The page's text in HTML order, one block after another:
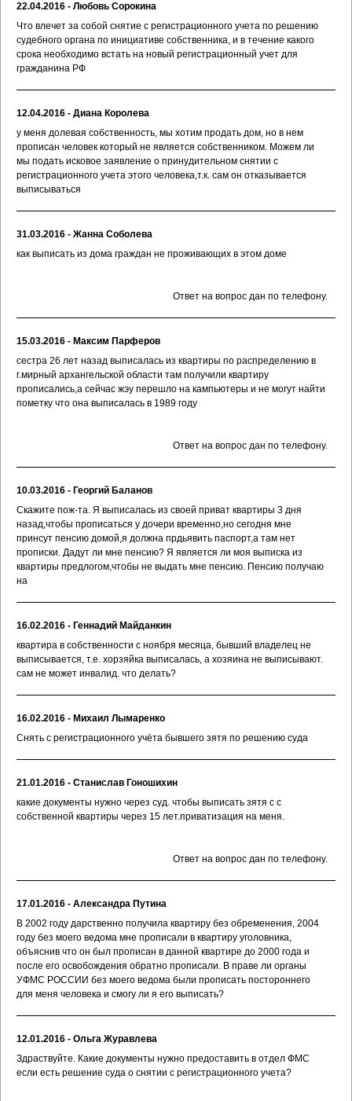
22.04.2016 - Любовь Сорокина
Что влечет за собой снятие с регистрационного учета по решению
судебного органа по инициативе собственника, и в течение какого
срока необходимо встать на новый регистрационный учет для
гражданина РФ
12.04.2016 - Диана Королева
у меня долевая собственность, мы хотим продать дом, но в нем
прописан человек который не является собственником. Можем ли
мы подать исковое заявление о принудительном снятии с
регистрационного учета этого человека,т.к. сам он отказывается
выписываться
31.03.2016 - Жанна Соболева
как выписать из дома граждан не проживающих в этом доме
Ответ на вопрос дан по телефону.
15.03.2016 - Максим Парферов
сестра 26 лет назад выписалась из квартиры по распределению в
г.мирный архангельской области там получили квартиру
прописались,а сейчас жэу перешло на кампьютеры и не могут найти
пометку что она выписалась в 1989 году
Ответ на вопрос дан по телефону.
10.03.2016 - Георгий Баланов
Скажите пож-та. Я выписалась из своей приват квартиры 3 дня
назад,чтобы прописаться у дочери временно,но сегодня мне
принсут пенсию домой,я должна прдьявить паспорт,а там нет
прописки. Дадут ли мне пенсию? Я является ли моя выписка из
квартиры предлогом,чтобы не выдать мне пенсию. Пенсию получаю
на
16.02.2016 - Геннадий Майданкин
квартира в собственности с ноября месяца, бывший владелец не
выписывается, т.е. хорзяйка выписалась, а хозяина не выписывают.
сам не может инвалид. что делать?
16.02.2016 - Михаил Лымаренко
Снять с регистрационного учёта бывшего зятя по решению суда
21.01.2016 - Станислав Гоношихин
какие документы нужно через суд. чтобы выписать зятя с с
собственной квартиры через 15 лет.приватизация на меня.
Ответ на вопрос дан по телефону.
17.01.2016 - Александра Путина
В 2002 году дарственно получила квартиру без обременения, 2004
году без моего ведома мне прописали в квартиру уголовника,
объяснив что он был прописан в данной квартире до 2000 года и
после его освобождения обратно прописали. В праве ли органы
УФМС РОССИИ без моего ведома были прописать постороннего
для меня человека и смогу ли я его выписать?
12.01.2016 - Ольга Журавлева
Здраствуйте. Какие документы нужно предоставить в отдел ФМС
если есть решение суда о снятии с регистрационного учета?